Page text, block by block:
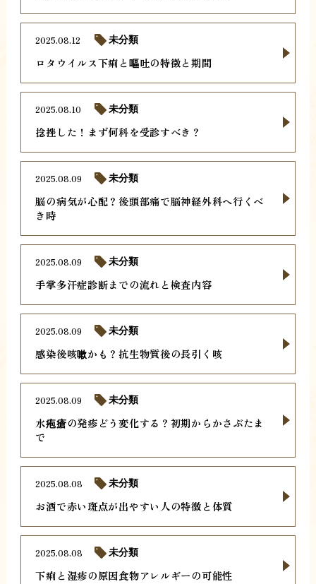
ロタウイルス下痢と嘔吐の特徴と期間
2025.08.12 未分類
捻挫した！まず何科を受診すべき？
2025.08.10 未分類
脳の病気が心配？後頭部痛で脳神経外科へ行くべ
き時
2025.08.09 未分類
手掌多汗症診断までの流れと検査内容
2025.08.09 未分類
感染後咳嗽かも？抗生物質後の長引く咳
2025.08.09 未分類
水疱瘡の発疹どう変化する？初期からかさぶたま
で
2025.08.09 未分類
お酒で赤い斑点が出やすい人の特徴と体質
2025.08.08 未分類
下痢と湿疹の原因食物アレルギーの可能性
2025.08.08 未分類